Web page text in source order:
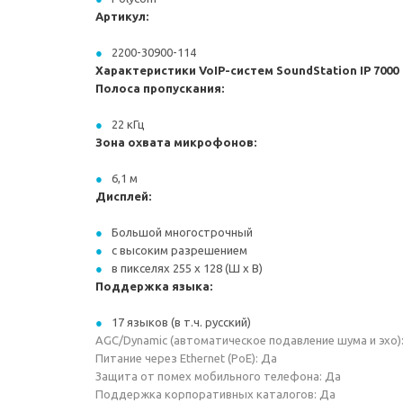
Артикул:
2200-30900-114
Характеристики VoIP-систем SoundStation IP 7000
Полоса пропускания:
22 кГц
Зона охвата микрофонов:
6,1 м
Дисплей:
Большой многострочный
с высоким разрешением
в пикселях 255 x 128 (Ш x В)
Поддержка языка:
17 языков (в т.ч. русский)
AGC/Dynamic (автоматическое подавление шума и
Питание через Ethernet (PoE): Да
Защита от помех мобильного телефона: Да
Поддержка корпоративных каталогов: Да